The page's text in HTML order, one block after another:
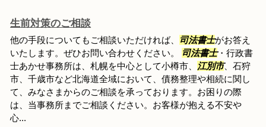
生前対策のご相談
他の手段についてもご相談いただければ、 司法書士がお答え
いたします。ぜひお問い合わせください。
司法書士・行政書
士あかせ事務所は、札幌を中心として小樽市、
江別市、石狩
市、千歳市など北海道全域において、債務整理や相続に関し
て、みなさまからのご相談を承っております。お困りの際
は、当事務所までご相談ください。お客様が抱える不安や
心...